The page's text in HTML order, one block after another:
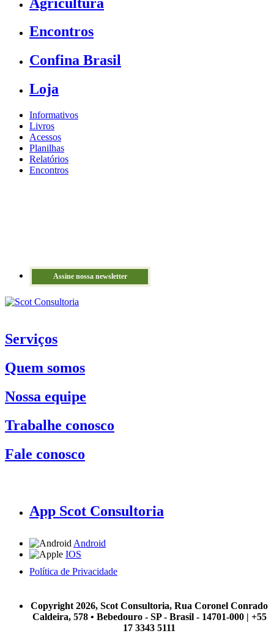
Encontros
Confina Brasil
Loja
Informativos
Livros
Acessos
Planilhas
Relatórios
Encontros
Assine nossa newsletter
Serviços
Quem somos
Nossa equipe
Trabalhe conosco
Fale conosco
App Scot Consultoria
Android
IOS
Política de Privacidade
Copyright 2026, Scot Consultoria, Rua Coronel Conrado
Caldeira, 578 • Bebedouro - SP - Brasil - 14701-000 | +55
17 3343 5111